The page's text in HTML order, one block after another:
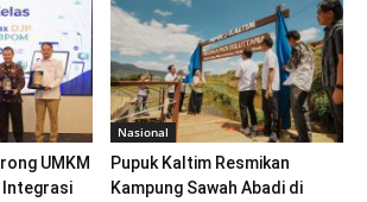
UMKM
Integrasi
Nasional
Pupuk Kaltim Resmikan
Kampung Sawah Abadi di